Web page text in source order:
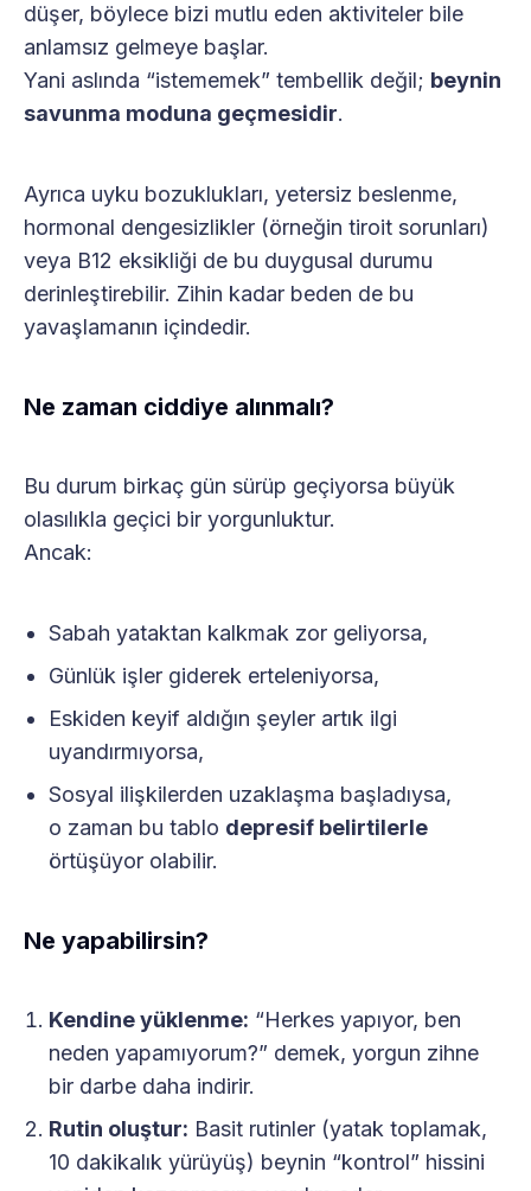
düşer, böylece bizi mutlu eden aktiviteler bile
anlamsız gelmeye başlar.
Yani aslında “istememek” tembellik değil; beynin
savunma moduna geçmesidir.
Ayrıca uyku bozuklukları, yetersiz beslenme,
hormonal dengesizlikler (örneğin tiroit sorunları)
veya B12 eksikliği de bu duygusal durumu
derinleştirebilir. Zihin kadar beden de bu
yavaşlamanın içindedir.
Ne zaman ciddiye alınmalı?
Bu durum birkaç gün sürüp geçiyorsa büyük
olasılıkla geçici bir yorgunluktur.
Ancak:
Sabah yataktan kalkmak zor geliyorsa,
Günlük işler giderek erteleniyorsa,
Eskiden keyif aldığın şeyler artık ilgi
uyandırmıyorsa,
Sosyal ilişkilerden uzaklaşma başladıysa,
o zaman bu tablo depresif belirtilerle
örtüşüyor olabilir.
Ne yapabilirsin?
Kendine yüklenme: “Herkes yapıyor, ben
neden yapamıyorum?” demek, yorgun zihne
bir darbe daha indirir.
Rutin oluştur: Basit rutinler (yatak toplamak,
10 dakikalık yürüyüş) beynin “kontrol” hissini